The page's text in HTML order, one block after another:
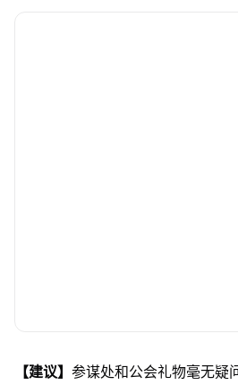
【建议】 参谋处和公会礼物毫无疑